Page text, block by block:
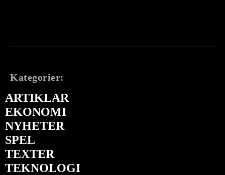
Kategorier:
ARTIKLAR
EKONOMI
NYHETER
SPEL
TEXTER
TEKNOLOGI